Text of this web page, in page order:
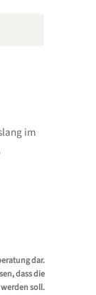
im
dar.
dass die
soll.